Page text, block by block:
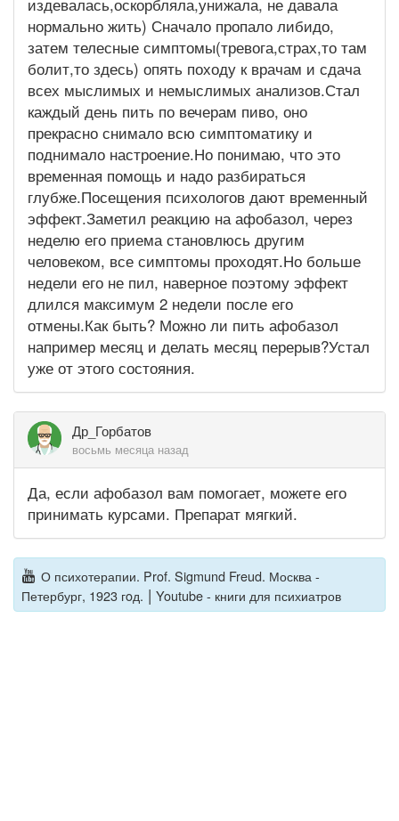
нормально жить) Сначало пропало либидо,
затем телесные симптомы(тревога,страх,то там
болит,то здесь) опять походу к врачам и сдача
всех мыслимых и немыслимых анализов.Стал
каждый день пить по вечерам пиво, оно
прекрасно снимало всю симптоматику и
поднимало настроение.Но понимаю, что это
временная помощь и надо разбираться
глубже.Посещения психологов дают временный
эффект.Заметил реакцию на афобазол, через
неделю его приема становлюсь другим
человеком, все симптомы проходят.Но больше
недели его не пил, наверное поэтому эффект
длился максимум 2 недели после его
отмены.Как быть? Можно ли пить афобазол
например месяц и делать месяц перерыв?Устал
уже от этого состояния.
Др_Горбатов
восьмь месяца назад
Да, если афобазол вам помогает, можете его
принимать курсами. Препарат мягкий.
О психотерапии. Prof. Sigmund Freud. Москва -
Петербург, 1923 гoд. | Youtube - книги для психиатров